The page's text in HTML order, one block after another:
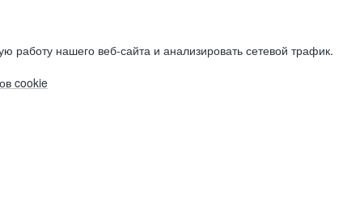
нашего веб-сайта и анализировать сетевой трафик.
cookie